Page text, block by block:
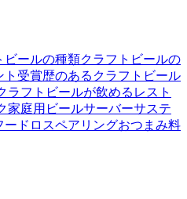
ビールの種類クラフトビールの
受賞歴のあるクラフトビール
ラフトビールが飲めるレスト
家庭用ビールサーバーサステ
ードロスペアリングおつまみ料